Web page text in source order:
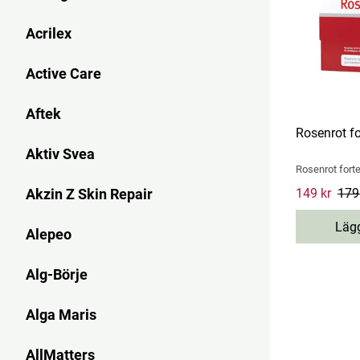
Acrilex
Active Care
Aftek
Aktiv Svea
Akzin Z Skin Repair
Alepeo
Alg-Börje
Alga Maris
AllMatters
Rosenrot
Rosenrot forte
Current
149 kr